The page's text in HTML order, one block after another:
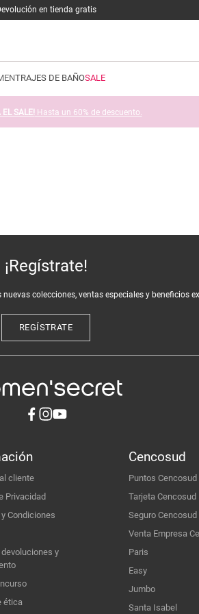
en tienda gratis
TRAJES DE BAÑOSALE
EL SALE! Hasta un 60% de descuento.
¡Regístrate!
colecciones, ventas especiales y beneficios
REGÍSTRATE
cliente
Privacidad
Condiciones
y
ética
Cencosud
Puntos Cencosud
Tarjeta Cencosud
Seguro Cencosud
Venta Empresa
Paris
Easy
Jumbo
Santa Isabel